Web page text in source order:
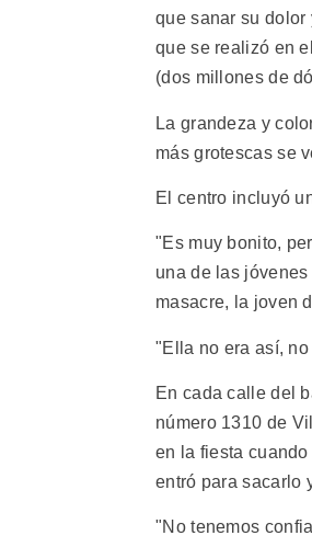
que sanar su dolor
que se realizó en
(dos millones de
La grandeza y
más grotescas se
El centro incluyó
"Es muy bonito,
una de las
masacre, la joven
"Ella no era así,
En cada calle del
número 1310 de
en la fiesta
entró para sacarlo
"No tenemos